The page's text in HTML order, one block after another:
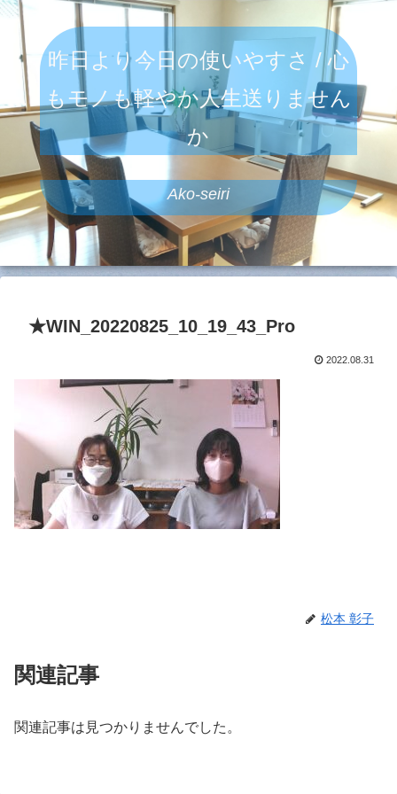
昨日より今日の使いやすさ / 心
もモノも軽やか人生送りません
か
Ako-seiri
★WIN_20220825_10_19_43_Pro
2022.08.31
松本 彰子
関連記事
関連記事は見つかりませんでした。